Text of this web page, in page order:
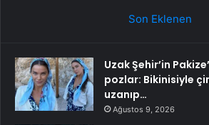
Son Eklenen
Uzak Şehir’in
pozlar: Bikinisiyle
uzanıp…
Ağustos 9, 2026